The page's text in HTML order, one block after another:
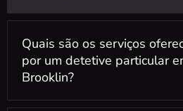
Quais são os serviços
por um detetive particular
Brooklin?